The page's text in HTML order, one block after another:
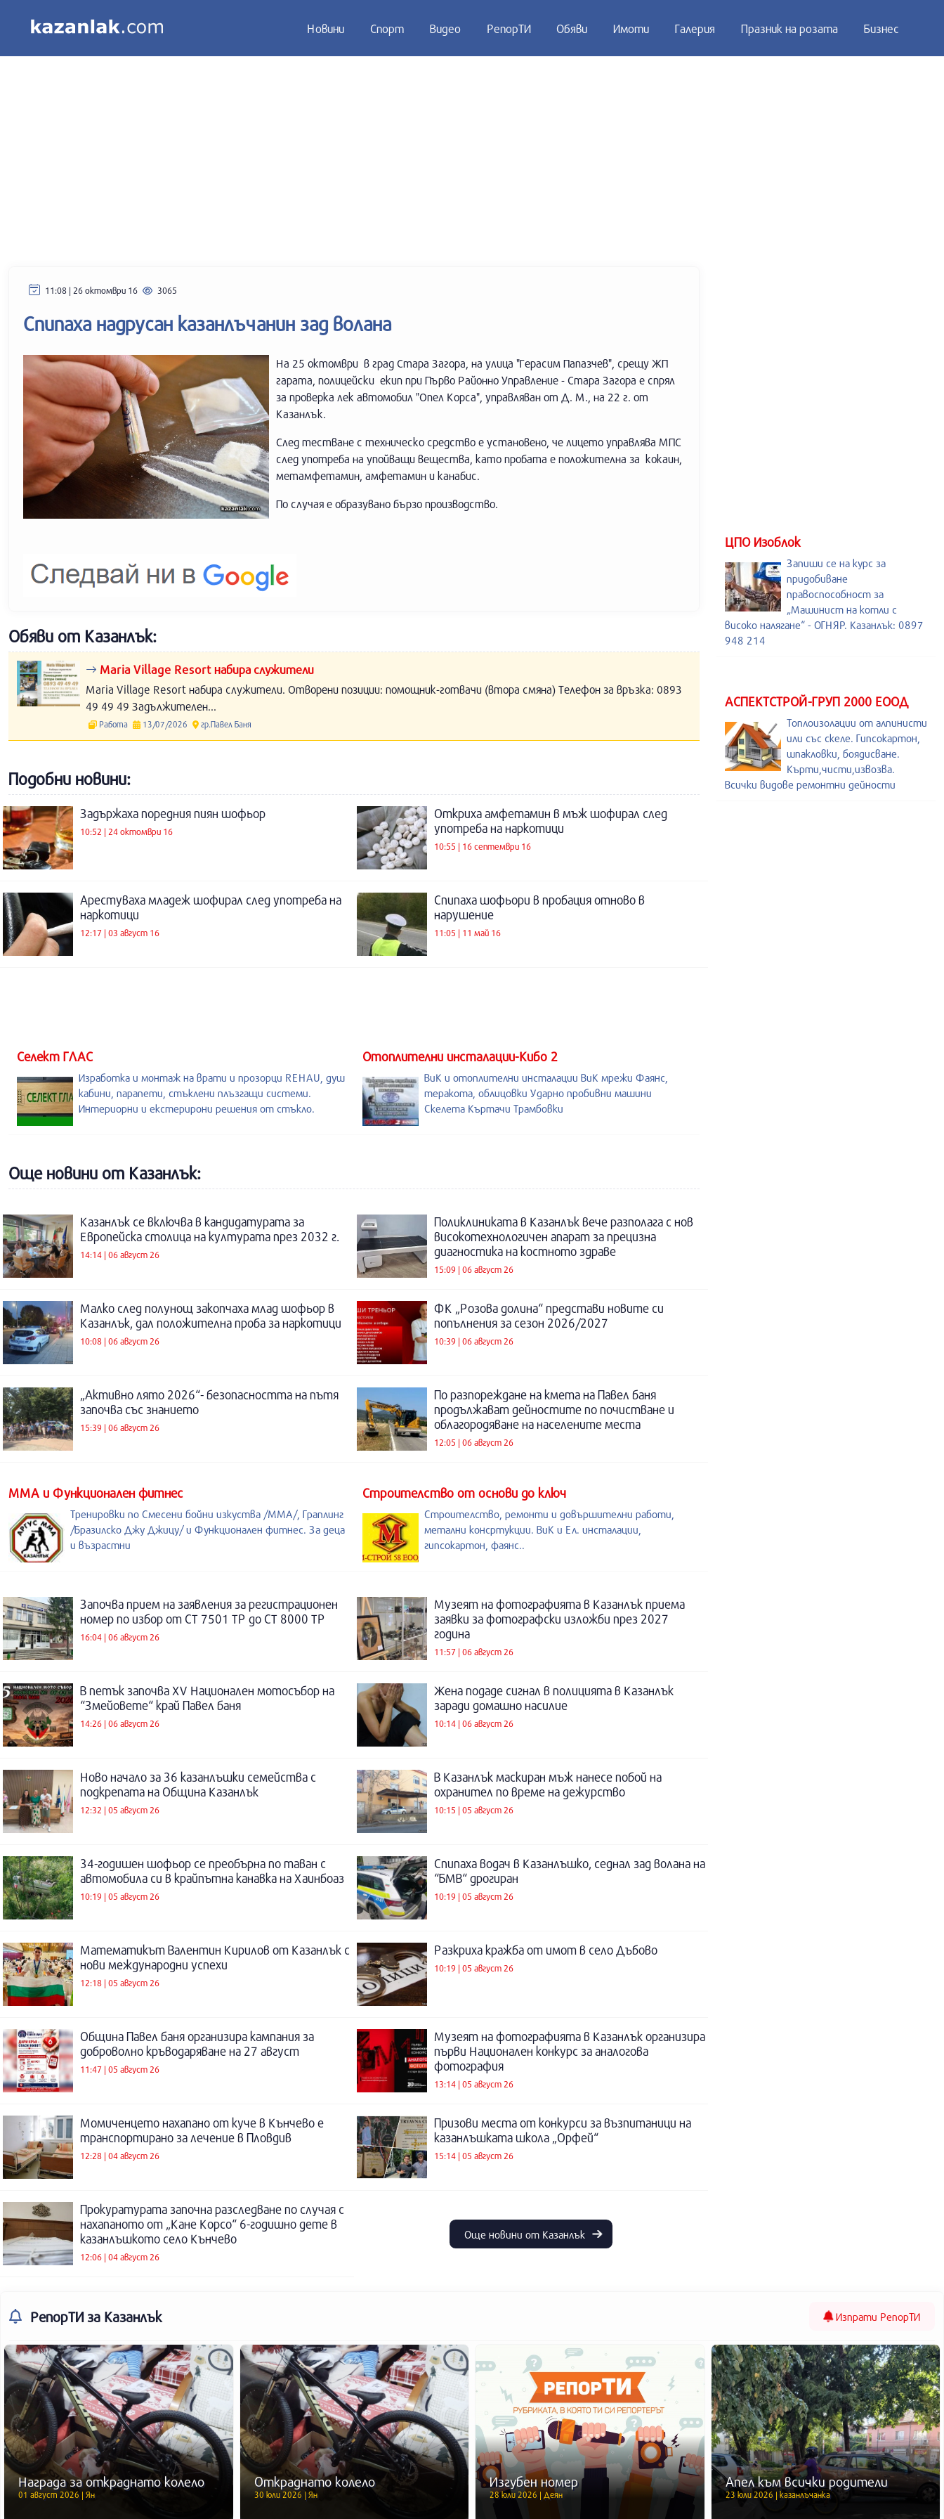
Новини Спорт Видео РепорТИ Обяви Имоти Галерия Празник на розата Бизнес
11:08 | 26 октомври 16 3065
Спипаха надрусан казанлъчанин зад волана
На 25 октомври в град Стара Загора, на улица "Герасим Папазчев", срещу ЖП
гарата, полицейски екип при Първо Районно Управление - Стара Загора е спрял
за проверка лек автомобил "Опел Корса", управляван от Д. М., на 22 г. от
Казанлък.
След тестване с техническо средство е установено, че лицето управлява МПС
след употреба на упойващи вещества, като пробата е положителна за кокаин,
метамфетамин, амфетамин и канабис.
По случая е образувано бързо производство.
Обяви от Казанлък:
Maria Village Resort набира служители
Maria Village Resort набира служители. Отворени позиции: помощник-готвачи (втора смяна) Телефон за връзка: 0893
49 49 49 Задължителен...
Работа 13/07/2026 гр.Павел Баня
Подобни новини:
Задържаха поредния пиян шофьор
10:52 | 24 октомври 16
Откриха амфетамин в мъж шофирал след
употреба на наркотици
10:55 | 16 септември 16
Арестуваха младеж шофирал след употреба на
наркотици
12:17 | 03 август 16
Спипаха шофьори в пробация отново в
нарушение
11:05 | 11 май 16
ЦПО Изоблок
Запиши се на курс за
придобиване
правоспособност за
„Машинист на котли с
високо налягане“ - ОГНЯР. Казанлък: 0897
948 214
АСПЕКТСТРОЙ-ГРУП 2000 ЕООД
Топлоизолации от алпинисти
или със скеле. Гипсокартон,
шпакловки, боядисване.
Кърти,чисти,извозва.
Всички видове ремонтни дейности
Селект ГЛАС
Изработка и монтаж на врати и прозорци REHAU, душ
кабини, парапети, стъклени плъзгащи системи.
Интериорни и екстерирони решения от стъкло.
Отоплителни инсталации-Кибо 2
ВиК и отоплителни инсталации ВиК мрежи Фаянс,
теракота, облицовки Ударно пробивни машини
Скелета Къртачи Трамбовки
Още новини от Казанлък:
Казанлък се включва в кандидатурата за
Европейска столица на културата през 2032 г.
14:14 | 06 август 26
Поликлиниката в Казанлък вече разполага с нов
високотехнологичен апарат за прецизна
диагностика на костното здраве
15:09 | 06 август 26
Малко след полунощ закопчаха млад шофьор в
Казанлък, дал положителна проба за наркотици
10:08 | 06 август 26
ФК „Розова долина“ представи новите си
попълнения за сезон 2026/2027
10:39 | 06 август 26
„Активно лято 2026“- безопасността на пътя
започва със знанието
15:39 | 06 август 26
По разпореждане на кмета на Павел баня
продължават дейностите по почистване и
облагородяване на населените места
12:05 | 06 август 26
ММА и Функционален фитнес
Тренировки по Смесени бойни изкуства /MMA/, Граплинг
/Бразилско Джу Джицу/ и Функционален фитнес. За деца
и възрастни
Строителство от основи до ключ
Строителство, ремонти и довършителни работи,
метални консртукции. ВиК и Ел. инсталации,
гипсокартон, фаянс..
Започва прием на заявления за регистрационен
номер по избор от СТ 7501 ТР до СТ 8000 ТР
16:04 | 06 август 26
Музеят на фотографията в Казанлък приема
заявки за фотографски изложби през 2027
година
11:57 | 06 август 26
В петък започва XV Национален мотосъбор на
“Змейовете“ край Павел баня
14:26 | 06 август 26
Жена подаде сигнал в полицията в Казанлък
заради домашно насилие
10:14 | 06 август 26
Ново начало за 36 казанлъшки семейства с
подкрепата на Община Казанлък
12:32 | 05 август 26
В Казанлък маскиран мъж нанесе побой на
охранител по време на дежурство
10:15 | 05 август 26
34-годишен шофьор се преобърна по таван с
автомобила си в крайпътна канавка на Хаинбоаз
10:19 | 05 август 26
Спипаха водач в Казанлъшко, седнал зад волана на
“БМВ“ дрогиран
10:19 | 05 август 26
Математикът Валентин Кирилов от Казанлък с
нови международни успехи
12:18 | 05 август 26
Разкриха кражба от имот в село Дъбово
10:19 | 05 август 26
Община Павел баня организира кампания за
доброволно кръводаряване на 27 август
11:47 | 05 август 26
Музеят на фотографията в Казанлък организира
първи Национален конкурс за аналогова
фотография
13:14 | 05 август 26
Момиченцето нахапано от куче в Кънчево е
транспортирано за лечение в Пловдив
12:28 | 04 август 26
Призови места от конкурси за възпитаници на
казанлъшката школа „Орфей“
15:14 | 05 август 26
Прокуратурата започна разследване по случая с
нахапаното от „Кане Корсо“ 6-годишно дете в
казанлъшкото село Кънчево
12:06 | 04 август 26
Още новини от Казанлък
РепорТИ за Казанлък Изпрати РепорТИ
Награда за откраднато колело
01 август 2026 | Ян
Откраднато колело
30 юли 2026 | Ян
Изгубен номер
28 юли 2026 | Деян
Апел към всички родители
23 юли 2026 | казанлъчанка